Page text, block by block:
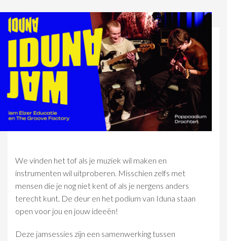
We vinden het tof als je muziek wil maken en
instrumenten wil uitproberen. Misschien zelfs met
mensen die je nog niet kent of als je nergens anders
terecht kunt. De deur en het podium van Iduna staan
open voor jou en jouw ideeën!
Deze jamsessies zijn een samenwerking tussen